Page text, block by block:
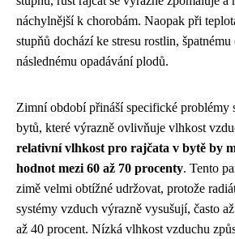
náchylnější k chorobám. Naopak při
stupňů dochází ke stresu rostlin,
následnému opadávání plodů.
Zimní období přináší specifické problémy
bytů, které výrazně ovlivňuje vlhkost
relativní vlhkost pro rajčata v bytě by
hodnot mezi 60 až 70 procenty. Tento
zimě velmi obtížné udržovat, protože
systémy vzduch výrazně vysušují, často
až 40 procent. Nízká vlhkost vzduchu